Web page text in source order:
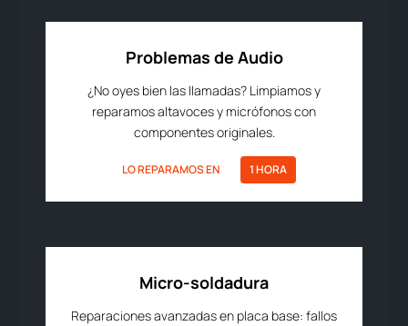
Problemas de Audio
¿No oyes bien las llamadas? Limpiamos y
reparamos altavoces y micrófonos con
componentes originales.
LO REPARAMOS EN 1 HORA
Micro-soldadura
Reparaciones avanzadas en placa base: fallos